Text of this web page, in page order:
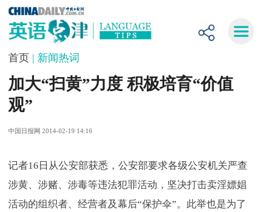
首页 | 新闻热词
加大“扫黄”力度 积极培育“价值
观”
中国日报网 2014-02-19 14:16
记者16日从公安部获悉，公安部要求各级公安机关严查
涉黄、涉赌、涉毒等违法犯罪活动，坚决打击卖淫嫖娼
活动的组织者、经营者及幕后“保护伞”。此举也是为了